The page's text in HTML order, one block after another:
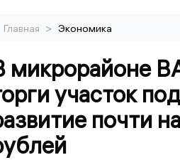
Главная > Экономика
микрорайоне
участок
почти